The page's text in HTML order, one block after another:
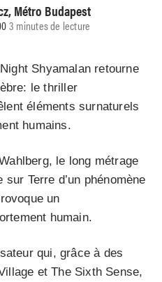
Métro Budapest
3 minutes de lecture
Shyamalan retourne
le thriller
éléments surnaturels
humains.
le long métrage
Terre d’un phénomène
un
humain.
qui, grâce à des
et The Sixth Sense,